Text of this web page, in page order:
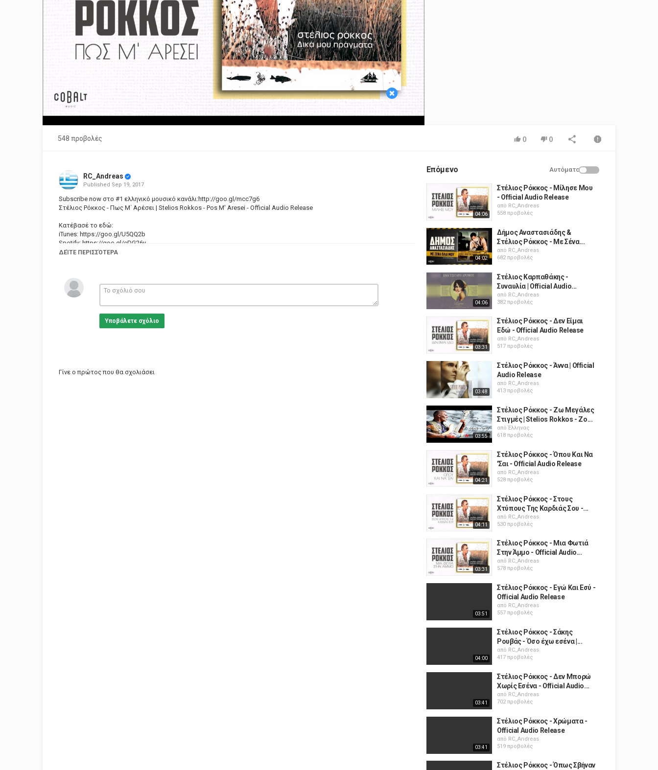
×
Play
Video
548 προβολές 0 0
RC_Andreas
Published Sep 19, 2017
Subscribe now στο #1 ελληνικό μουσικό κανάλι:http://goo.gl/mcc7g6
Στέλιος Ρόκκος - Πως Μ΄ Αρέσει | Stelios Rokkos - Pos M' Aresei - Official Audio Release
Κατέβασέ το εδώ:
iTunes: https://goo.gl/U5QQ2b
Spotify: https://goo.gl/eDG26y
Cobalt Music
Subscribe:
http://goo.gl/mcc7g6
Like us on Facebook:http://on.fb.me/16GaxR3
Follow us on Twitter:http://bit.ly/13fZZKD
Follow us on Instagram:http://bit.ly/1a13sim
ΔΕΊΤΕ ΠΕΡΙΣΣΌΤΕΡΑ
Υποβάλετε σχόλιο
Γίνε ο πρώτος που θα σχολιάσει
Επόμενο Αυτόματο
04:06
Στέλιος Ρόκκος - Μίλησε Μου
- Official Audio Release
από RC_Andreas
558 προβολές
04:02
Δήμος Αναστασιάδης &
Στέλιος Ρόκκος - Με Σένα...
από RC_Andreas
682 προβολές
04:06
Στέλιος Καρπαθάκης -
Συναυλία | Official Audio...
από RC_Andreas
382 προβολές
03:31
Στέλιος Ρόκκος - Δεν Είμαι
Εδώ - Official Audio Release
από RC_Andreas
517 προβολές
03:48
Στέλιος Ρόκκος - Άννα | Official
Audio Release
από RC_Andreas
413 προβολές
03:55
Στέλιος Ρόκκος - Ζω Μεγάλες
Στιγμές | Stelios Rokkos - Zo...
απόΈλληνας
618 προβολές
04:21
Στέλιος Ρόκκος - Όπου Και Να
'Σαι - Official Audio Release
από RC_Andreas
528 προβολές
04:11
Στέλιος Ρόκκος - Στους
Χτύπους Της Καρδιάς Σου -...
από RC_Andreas
530 προβολές
03:31
Στέλιος Ρόκκος - Μια Φωτιά
Στην Άμμο - Official Audio...
από RC_Andreas
578 προβολές
03:51
Στέλιος Ρόκκος - Εγώ Και Εσύ -
Official Audio Release
από RC_Andreas
557 προβολές
04:00
Στέλιος Ρόκκος - Σάκης
Ρουβάς - Όσο έχω εσένα |...
από RC_Andreas
417 προβολές
03:41
Στέλιος Ρόκκος - Δεν Μπορώ
Χωρίς Εσένα - Official Audio...
από RC_Andreas
702 προβολές
03:41
Στέλιος Ρόκκος - Χρώματα -
Official Audio Release
από RC_Andreas
519 προβολές
Στέλιος Ρόκκος - Όπως Σβήναν